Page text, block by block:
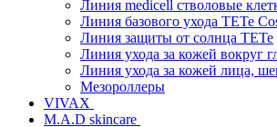
Линия medicell стволовые
Линия базового ухода TETe
Линия защиты от солнца TETe
Линия ухода за кожей вокруг
Линия ухода за кожей лица,
Мезороллеры
VIVAX
M.A.D skincare